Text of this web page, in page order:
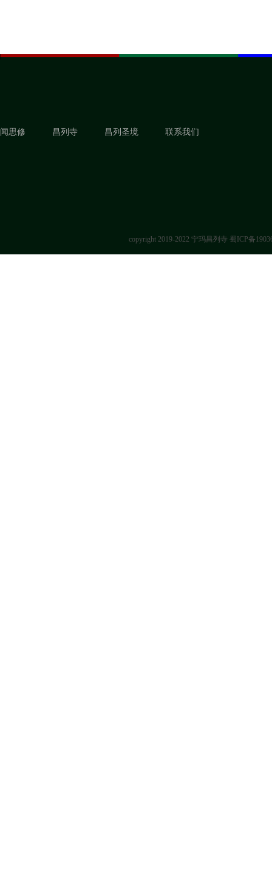
闻思修 昌列寺 昌列圣境 联系我们
copyright 2019-2022 宁玛昌列寺 蜀ICP备